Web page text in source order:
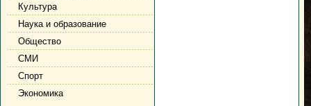
Культура
Наука и образование
Общество
СМИ
Спорт
Экономика